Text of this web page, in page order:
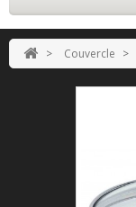
> Couvercle >